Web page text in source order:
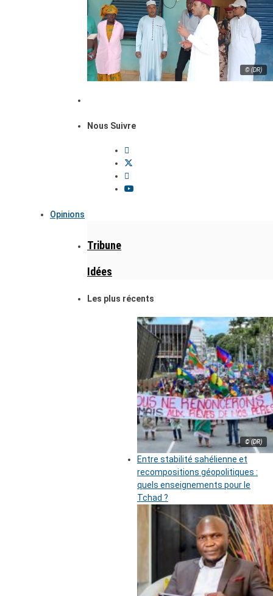
© (DR)
Nous Suivre
Opinions
Tribune
Idées
Les plus récents
© (DR)
Entre stabilité sahélienne et
recompositions géopolitiques :
quels enseignements pour le
Tchad ?